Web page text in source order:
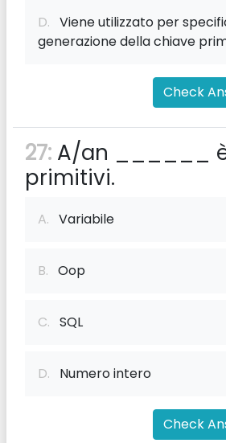
D. Viene utilizzato per
generazione della chiave
Check
27: A/an ______
primitivi.
A. Variabile
B. Oop
C. SQL
D. Numero intero
Check